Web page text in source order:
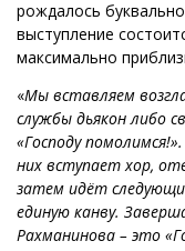
рождалось
выступление
максимально
«Мы вставляем
службы дьякон либо
«Господу
них вступает хор,
затем идёт
единую канву.
Рахманинова – это